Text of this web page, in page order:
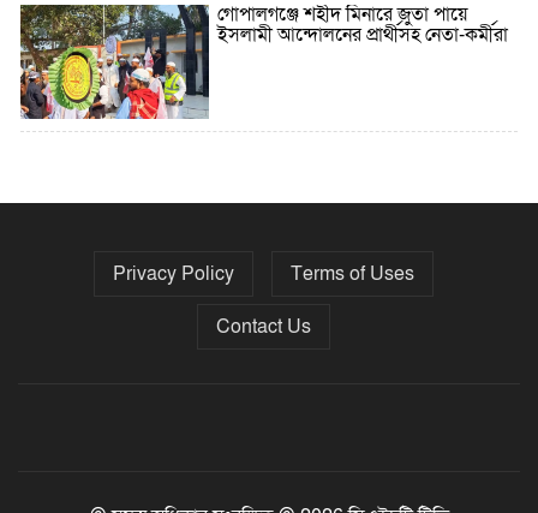
গোপালগঞ্জে শহীদ মিনারে জুতা পায়ে
ইসলামী আন্দোলনের প্রার্থীসহ নেতা-কর্মীরা
নির্বাচনের তফসিল ৮-১৫ ডিসেম্বরের মধ্যে
Privacy Policy
Terms of Uses
Contact Us